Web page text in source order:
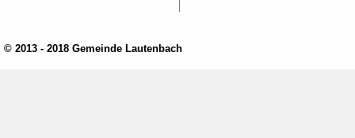
© 2013 - 2018 Gemeinde Lautenbach